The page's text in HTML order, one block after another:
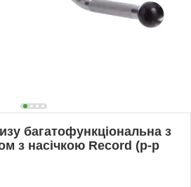
багатофункціональна з
з насічкою Record (р-р